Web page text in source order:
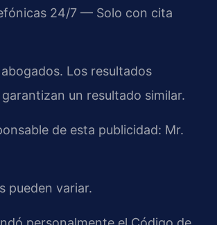
24/7 — Solo con cita
Los resultados
un resultado similar.
de esta publicidad: Mr.
pueden variar.